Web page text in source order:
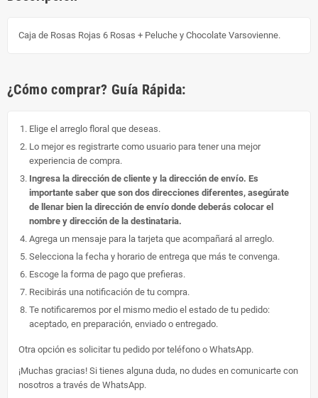
Caja de Rosas Rojas 6 Rosas + Peluche y Chocolate Varsovienne.
¿Cómo comprar? Guía Rápida:
Elige el arreglo floral que deseas.
Lo mejor es registrarte como usuario para tener una mejor
experiencia de compra.
Ingresa la dirección de cliente y la dirección de envío. Es
importante saber que son dos direcciones diferentes, asegúrate
de llenar bien la dirección de envío donde deberás colocar el
nombre y dirección de la destinataria.
Agrega un mensaje para la tarjeta que acompañará al arreglo.
Selecciona la fecha y horario de entrega que más te convenga.
Escoge la forma de pago que prefieras.
Recibirás una notificación de tu compra.
Te notificaremos por el mismo medio el estado de tu pedido:
aceptado, en preparación, enviado o entregado.
Otra opción es solicitar tu pedido por teléfono o WhatsApp.
¡Muchas gracias! Si tienes alguna duda, no dudes en comunicarte con
nosotros a través de WhatsApp.